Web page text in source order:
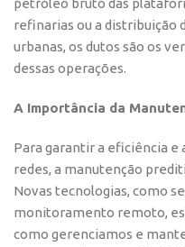
petróleo bruto das
refinarias ou a distribuição
urbanas, os dutos são os
dessas operações.
A Importância da
Para garantir a eficiência e
redes, a manutenção
Novas tecnologias, como
monitoramento remoto,
como gerenciamos e